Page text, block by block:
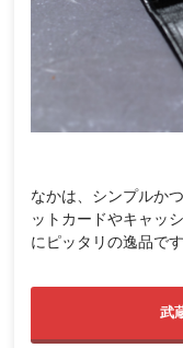
なかは、シンプルか
ットカードやキャッ
にピッタリの逸品です
武